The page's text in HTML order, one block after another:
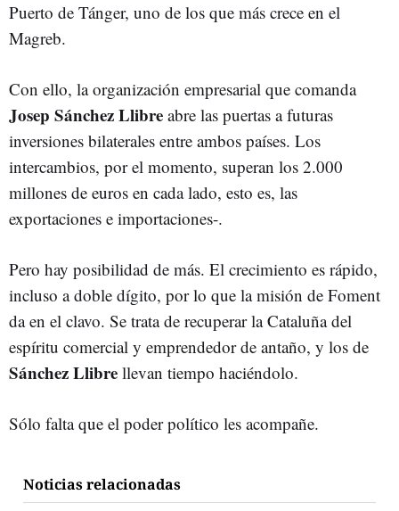
Puerto de Tánger, uno de los que más crece en el
Magreb.
Con ello, la organización empresarial que comanda
Josep Sánchez Llibre abre las puertas a futuras
inversiones bilaterales entre ambos países. Los
intercambios, por el momento, superan los 2.000
millones de euros en cada lado, esto es, las
exportaciones e importaciones-.
Pero hay posibilidad de más. El crecimiento es rápido,
incluso a doble dígito, por lo que la misión de Foment
da en el clavo. Se trata de recuperar la Cataluña del
espíritu comercial y emprendedor de antaño, y los de
Sánchez Llibre llevan tiempo haciéndolo.
Sólo falta que el poder político les acompañe.
Noticias relacionadas